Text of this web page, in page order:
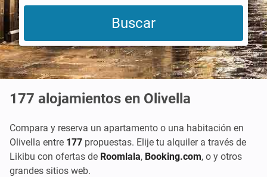
177 alojamientos en Olivella
Compara y reserva un apartamento o una habitación en
Olivella entre 177 propuestas. Elije tu alquiler a través de
Likibu con ofertas de Roomlala, Booking.com, o y otros
grandes sitios web.